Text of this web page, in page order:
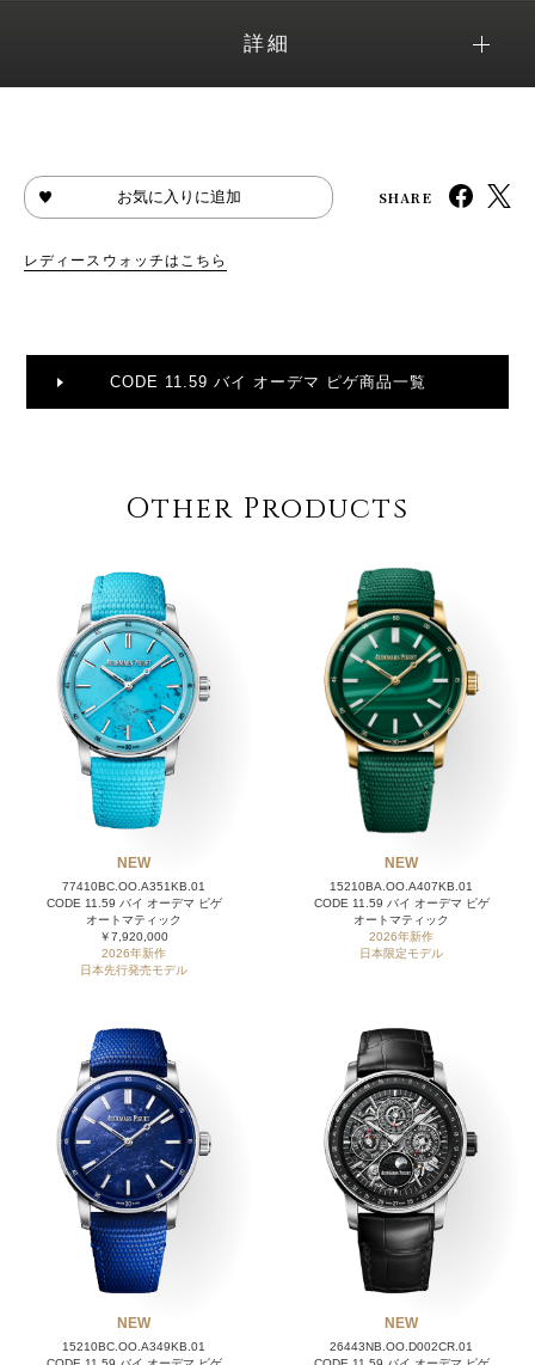
詳細
お気に入りに追加 SHARE
レディースウォッチはこちら
CODE 11.59 バイ オーデマ ピゲ商品一覧
Other Products
NEW
77410BC.OO.A351KB.01
CODE 11.59 バイ オーデマ ピゲ
オートマティック
￥7,920,000
2026年新作
日本先行発売モデル
NEW
15210BA.OO.A407KB.01
CODE 11.59 バイ オーデマ ピゲ
オートマティック
2026年新作
日本限定モデル
NEW
15210BC.OO.A349KB.01
NEW
26443NB.OO.D002CR.01